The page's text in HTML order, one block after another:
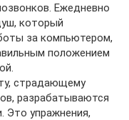
Ежедневно
который
за компьютером,
положением
страдающему
разрабатываются
Это упражнения,